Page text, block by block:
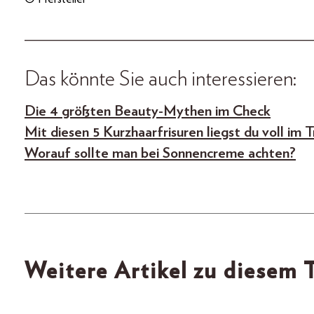
Das könnte Sie auch interessieren:
Die 4 größten Beauty-Mythen im Check
Mit diesen 5 Kurzhaarfrisuren liegst du voll im
Worauf sollte man bei Sonnencreme achten?
Weitere Artikel zu diesem